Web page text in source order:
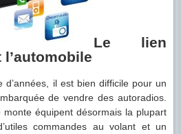
Le lien
l’automobile
d’années, il est bien difficile pour un
de vendre des autoradios.
équipent désormais la plupart
commandes au volant et un